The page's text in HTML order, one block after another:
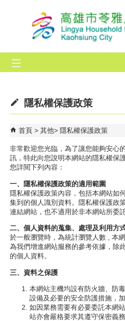
隱私權保護政策
首頁 其他 隱私權保護政策
非常歡迎您光臨，為了讓您能夠安心
訊，特此向您說明本網站的隱私權保
您詳閱下列內容：
一、隱私權保護政策的適用範圍
隱私權保護政策內容，包括本網站如
集到的個人識別資料。隱私權保護政
連結網站，也不適用於非本網站所委
二、個人資料的蒐集、處理及利用方
於一般瀏覽時，為統計瀏覽人數 , 本
為我們增進網站服務的參考依據，除
的個人資料。
三、資料之保護
本網站主機均設有防火牆、防
設備及必要的安全防護措施，
如因業務需要有必要委託本網
站亦會嚴格要求其遵守保密義